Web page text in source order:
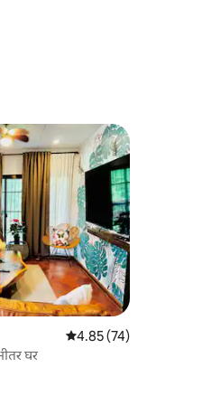
औसत रेटिंग 5 में से 4.85,
4.85 (74)
घर